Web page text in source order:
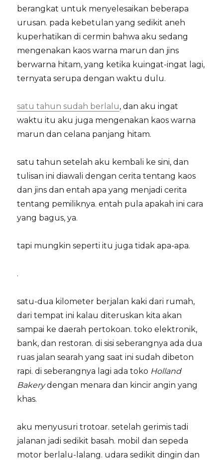
berangkat untuk menyelesaikan beberapa
urusan. pada kebetulan yang sedikit aneh
kuperhatikan di cermin bahwa aku sedang
mengenakan kaos warna marun dan jins
berwarna hitam, yang ketika kuingat-ingat lagi,
ternyata serupa dengan waktu dulu.
satu tahun sudah berlalu, dan aku ingat
waktu itu aku juga mengenakan kaos warna
marun dan celana panjang hitam.
satu tahun setelah aku kembali ke sini, dan
tulisan ini diawali dengan cerita tentang kaos
dan jins dan entah apa yang menjadi cerita
tentang pemiliknya. entah pula apakah ini cara
yang bagus, ya.
tapi mungkin seperti itu juga tidak apa-apa.
.
satu-dua kilometer berjalan kaki dari rumah,
dari tempat ini kalau diteruskan kita akan
sampai ke daerah pertokoan. toko elektronik,
bank, dan restoran. di sisi seberangnya ada dua
ruas jalan searah yang saat ini sudah dibeton
rapi. di seberangnya lagi ada toko Holland
Bakerydengan menara dan kincir angin yang
khas.
aku menyusuri trotoar. setelah gerimis tadi
jalanan jadi sedikit basah. mobil dan sepeda
motor berlalu-lalang. udara sedikit dingin dan